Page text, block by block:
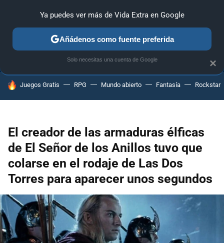
ANÁLISIS GUÍAS Y TRUCOS PC SONY NINTENDO
HOY SE HABLA DE
Juegos Gratis RPG Mundo abierto Fantasía Rockstar
El creador de las armaduras élficas
de El Señor de los Anillos tuvo que
colarse en el rodaje de Las Dos
Torres para aparecer unos segundos
×
Ya puedes ver más de Vida Extra en Google
Añádenos como fuente preferida
Solo necesitas una cuenta de Google